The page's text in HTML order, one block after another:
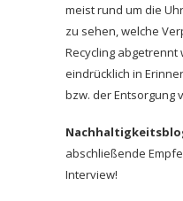
meist rund um die
zu sehen, welche
Recycling
eindrücklich in
bzw. der Entsorgung
abschließende
Interview!